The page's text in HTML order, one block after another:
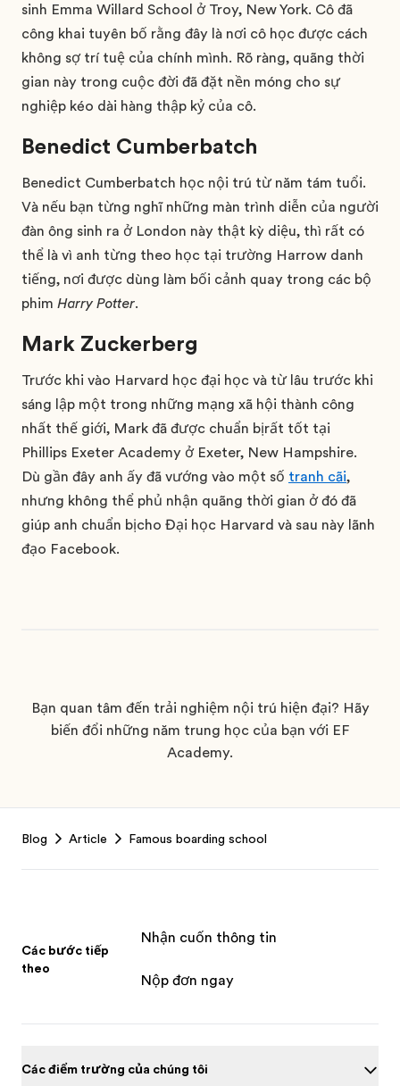
sinh Emma Willard School ở Troy, New York. Cô đã
công khai tuyên bố rằng đây là nơi cô học được cách
không sợ trí tuệ của chính mình. Rõ ràng, quãng thời
gian này trong cuộc đời đã đặt nền móng cho sự
nghiệp kéo dài hàng thập kỷ của cô.
Benedict Cumberbatch
Benedict Cumberbatch học nội trú từ năm tám tuổi.
Và nếu bạn từng nghĩ những màn trình diễn của người
đàn ông sinh ra ở London này thật kỳ diệu, thì rất có
thể là vì anh từng theo học tại trường Harrow danh
tiếng, nơi được dùng làm bối cảnh quay trong các bộ
phim Harry Potter.
Mark Zuckerberg
Trước khi vào Harvard học đại học và từ lâu trước khi
sáng lập một trong những mạng xã hội thành công
nhất thế giới, Mark đã được chuẩn bị rất tốt tại
Phillips Exeter Academy ở Exeter, New Hampshire.
Dù gần đây anh ấy đã vướng vào một số tranh cãi,
nhưng không thể phủ nhận quãng thời gian ở đó đã
giúp anh chuẩn bị cho Đại học Harvard và sau này lãnh
đạo Facebook.
Bạn quan tâm đến trải nghiệm nội trú hiện đại? Hãy
biến đổi những năm trung học của bạn với EF
Academy.
Blog Article Famous boarding school
Các bước tiếp
theo
Nhận cuốn thông tin
Nộp đơn ngay
Các điểm trường của chúng tôi